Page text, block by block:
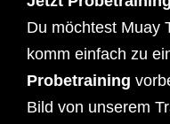
Du möchtest Muay
komm einfach zu
Probetraining
Bild von unserem